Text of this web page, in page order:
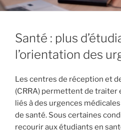
Santé : plus
l’orientation des
Les centres de réception et
(CRRA) permettent de traiter
liés à des urgences
de santé. Sous certaines
recourir aux étudiants en